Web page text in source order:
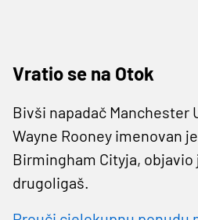
Vratio se na Otok
Bivši napadač Manchester
Wayne Rooney imenovan
Birmingham Cityja,
drugoligaš.